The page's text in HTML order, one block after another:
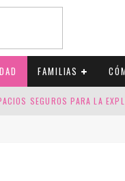
FAMILIAS
SEGUROS PARA LA